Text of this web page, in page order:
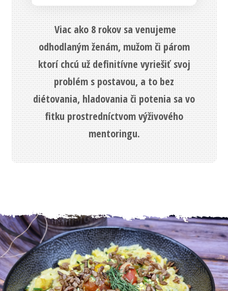
Viac ako 8 rokov sa venujeme
odhodlaným ženám, mužom či párom
ktorí chcú už definitívne vyriešiť svoj
problém s postavou, a to bez
diétovania, hladovania či potenia sa vo
fitku prostredníctvom výživového
mentoringu.